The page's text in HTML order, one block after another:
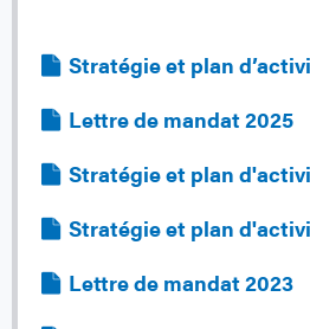
Fichier
Stratégie et plan
Fichier
Lettre de mandat 2025
Fichier
Stratégie et plan
Fichier
Stratégie et plan
Fichier
Lettre de mandat 2023